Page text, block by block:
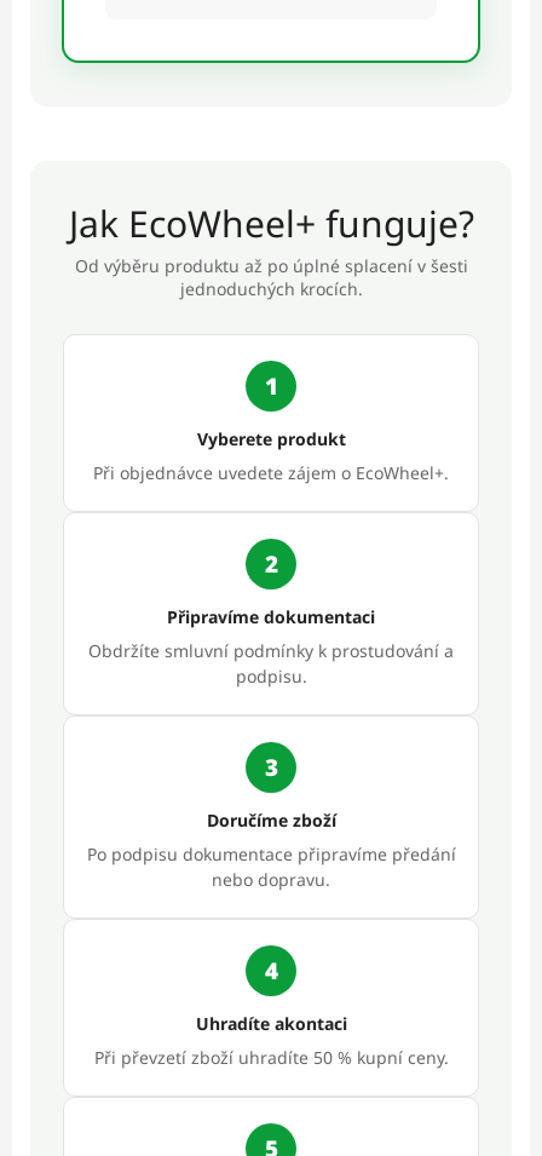
Jak EcoWheel+ funguje?
Od výběru produktu až po úplné splacení v šesti
jednoduchých krocích.
1
Vyberete produkt
Při objednávce uvedete zájem o EcoWheel+.
2
Připravíme dokumentaci
Obdržíte smluvní podmínky k prostudování a
podpisu.
3
Doručíme zboží
Po podpisu dokumentace připravíme předání
nebo dopravu.
4
Uhradíte akontaci
Při převzetí zboží uhradíte 50 % kupní ceny.
5